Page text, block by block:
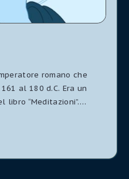
romano che
al 180 d.C. Era un
“Meditazioni”….